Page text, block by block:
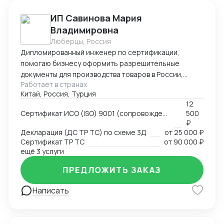
ИП Савинова Мария
Владимировна
Люберцы, Россия
Дипломированный инженер по сертификации,
помогаю бизнесу оформить разрешительные
документы для производства товаров в России,
импорта и реализации на территории РФ, через
магазины и маркетплейсы.
Работает в странах
Китай, Россия, Турция
Сертификат ИСО (ISO) 9001 (сопровождение, подготовка документов)
12
500
₽
Декларация (ДС ТР ТС) по схеме 3Д
от25 000 ₽
Сертификат ТР ТС
от 90 000 ₽
ещё 3 услуги
Написать
ПРЕДЛОЖИТЬ ЗАКАЗ